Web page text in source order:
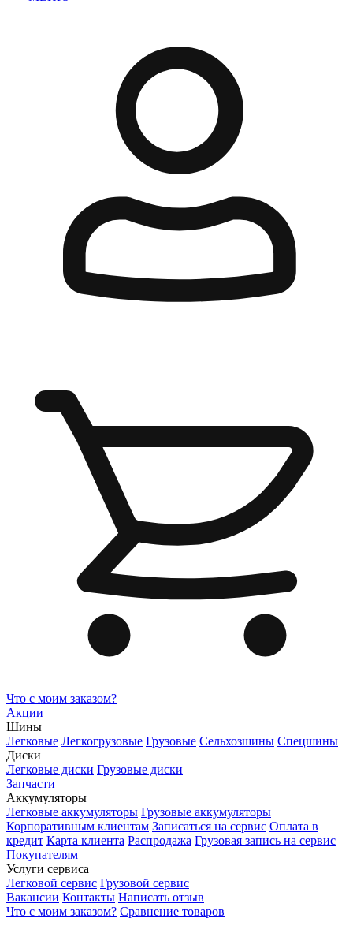
Что с моим заказом?
Акции
Шины
Легковые Легкогрузовые Грузовые Сельхозшины Спецшины
Диски
Легковые диски Грузовые диски
Запчасти
Аккумуляторы
Легковые аккумуляторы Грузовые аккумуляторы
Корпоративным клиентам Записаться на сервис Оплата в
кредит Карта клиента Распродажа Грузовая запись на сервис
Покупателям
Услуги сервиса
Легковой сервис Грузовой сервис
Вакансии Контакты Написать отзыв
Что с моим заказом? Сравнение товаров